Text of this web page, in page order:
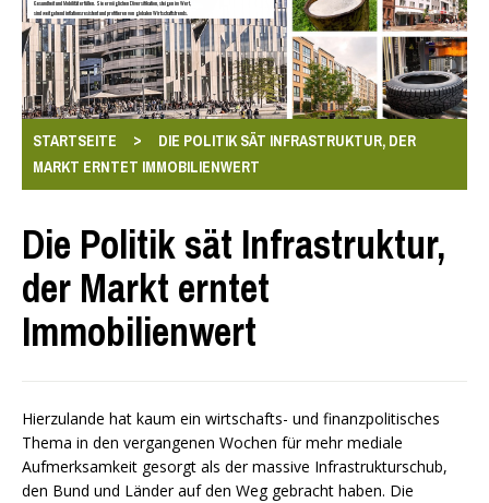
Gesundheit und Mobilität erfüllen. Sie ermöglichen Diversifikation, steigen im Wert,
sind weitgehend inflationsresistent und profitieren von globalen Wirtschaftstrends.
STARTSEITE >
DIE POLITIK SÄT INFRASTRUKTUR, DER
MARKT ERNTET IMMOBILIENWERT
Die Politik sät Infrastruktur,
der Markt erntet
Immobilienwert
Hierzulande hat kaum ein wirtschafts- und finanzpolitisches
Thema in den vergangenen Wochen für mehr mediale
Aufmerksamkeit gesorgt als der massive Infrastrukturschub,
den Bund und Länder auf den Weg gebracht haben. Die